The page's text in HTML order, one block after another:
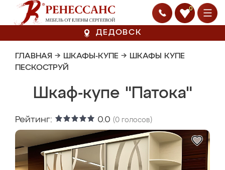
0
ДЕДОВСК
ГЛАВНАЯ → ШКАФЫ-КУПЕ → ШКАФЫ КУПЕ
ПЕСКОСТРУЙ
Шкаф-купе "Патока"
Рейтинг: 0.0 (0 голосов)